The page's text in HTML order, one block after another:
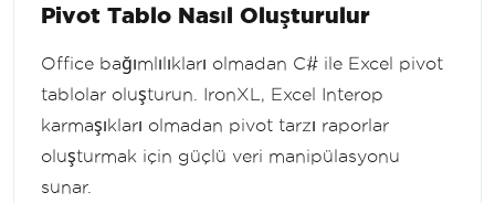
Pivot Tablo Nasıl Oluşturulur
Office bağımlılıkları olmadan C# ile Excel pivot
tablolar oluşturun. IronXL, Excel Interop
karmaşıkları olmadan pivot tarzı raporlar
oluşturmak için güçlü veri manipülasyonu
sunar.